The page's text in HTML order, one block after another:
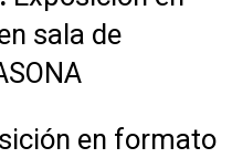
sala de
en formato